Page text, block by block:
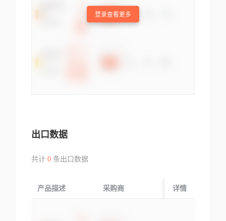
登录查看更多
出口数据
共计 0条出口数据
产品描述 采购商 起运国/地区
详情